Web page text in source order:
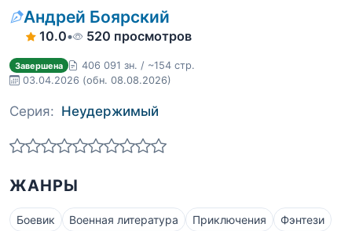
Андрей Боярский
10.0• 520 просмотров
Завершена
406 091 зн. / ~154 стр.
03.04.2026 (обн. 08.08.2026)
Серия: Неудержимый
ЖАНРЫ
Боевик Военная литература Приключения Фэнтези